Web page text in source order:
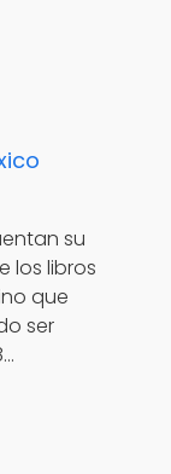
su
los libros
que
ser